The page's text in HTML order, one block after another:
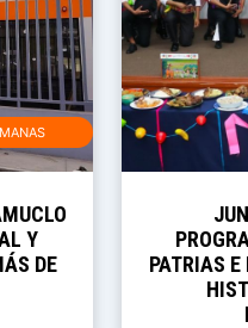
Y
DE
PATRIAS